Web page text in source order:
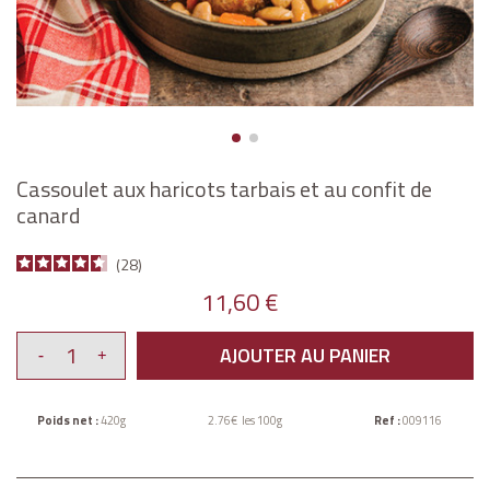
Cassoulet aux haricots tarbais et au confit de
canard
28
11,60 €
AJOUTER AU PANIER
Poids net :420g 2.76€ les 100g Ref :009116